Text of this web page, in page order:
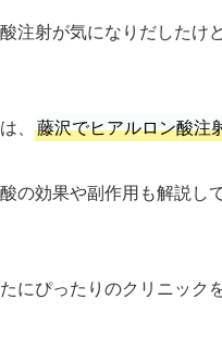
注射が気になりだした
、 藤沢でヒアルロン酸注
の効果や副作用も解説
にぴったりのクリニック